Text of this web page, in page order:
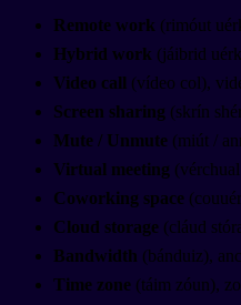
Remote work (rimóut
Hybrid work (jáibrid
Video call (vídeo col),
Screen sharing (skrín
Mute / Unmute (miút /
Virtual meeting
Coworking space
Cloud storage (cláud
Bandwidth (bánduiz),
Time zone (táim zóun),